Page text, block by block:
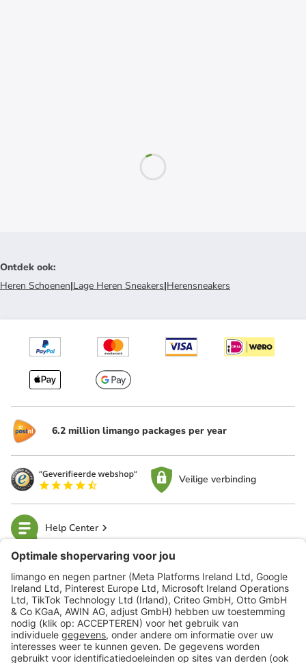
Ontdek ook:
Heren Schoenen|Lage Heren Sneakers|Herensneakers
6.2 million limango packages per year
Veilige verbinding
Help Center
limango
Veilig winkelen
Klantenservice